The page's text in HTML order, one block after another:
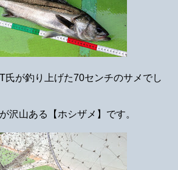
氏が釣り上げた70センチのサメでし
沢山ある【ホシザメ】です。